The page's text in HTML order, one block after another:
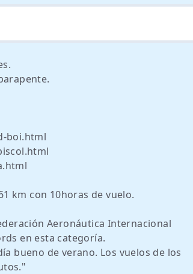
boi.html
km con 10horas de vuelo.
Aeronáutica Internacional
en esta categoría.
bueno de verano. Los vuelos de los